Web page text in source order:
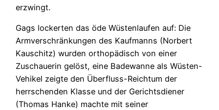
erzwingt.
Gags lockerten das öde Wüstenlaufen auf: Die
Armverschränkungen des Kaufmanns (Norbert
Kauschitz) wurden orthopädisch von einer
Zuschauerin gelöst, eine Badewanne als Wüsten-
Vehikel zeigte den Überfluss-Reichtum der
herrschenden Klasse und der Gerichtsdiener
(Thomas Hanke) machte mit seiner